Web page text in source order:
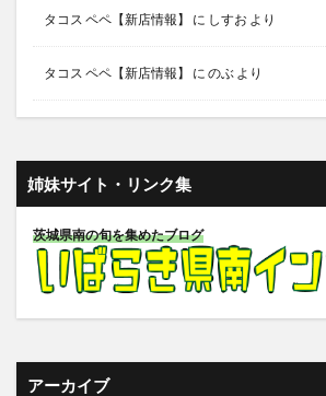
タコス ペペ【新店情報】 に しすお より
タコス ペペ【新店情報】 に のぶ より
姉妹サイト・リンク集
茨城県南の旬を集めたブログ
アーカイブ